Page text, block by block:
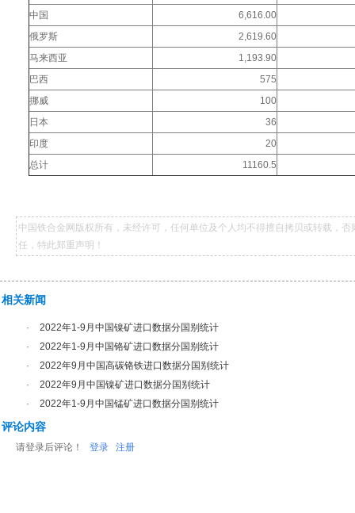
中国
6,616.00
俄罗斯
2,619.60
马来西亚
1,193.90
巴西
575
挪威
100
日本
36
印度
20
总计
11160.5
中国铁合金网版权所有，未经许可，任何单位及个人均不得擅自拷贝或转载，
任，特此郑重声明！
相关新闻
·
2022年1-9月中国镍矿进口数据分国别统计
·
2022年1-9月中国铬矿进口数据分国别统计
·
2022年9月中国高碳铬铁进口数据分国别统计
·
2022年9月中国镍矿进口数据分国别统计
·
2022年1-9月中国锰矿进口数据分国别统计
评论内容
请登录后评论！ 登录 注册